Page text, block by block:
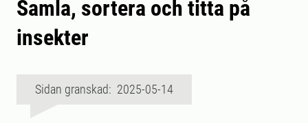
Samla, sortera och titta på
insekter
Sidan granskad: 2025-05-14